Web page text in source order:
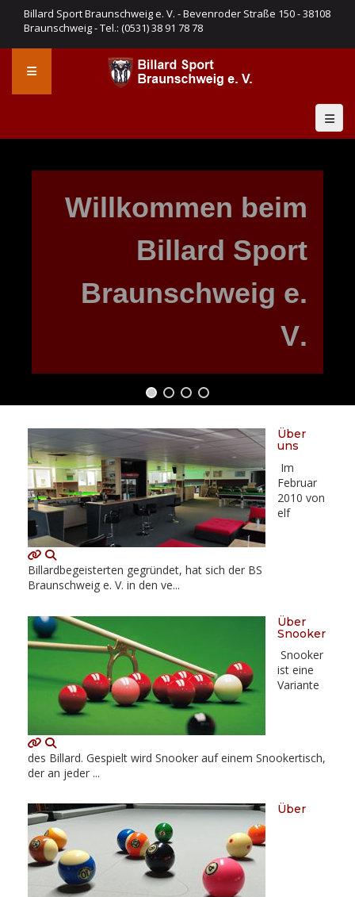
Billard Sport Braunschweig e. V. - Bevenroder Straße 150 - 38108
Braunschweig - Tel.: (0531) 38 91 78 78
Willkommen beim
Billard Sport
Braunschweig e.
V.
Über
uns
Im
Februar
2010 von
elf
Billardbegeisterten gegründet, hat sich der BS
Braunschweig e. V. in den ve...
Über
Snooker
Snooker
ist eine
Variante
des Billard. Gespielt wird Snooker auf einem Snookertisch,
der an jeder ...
Über